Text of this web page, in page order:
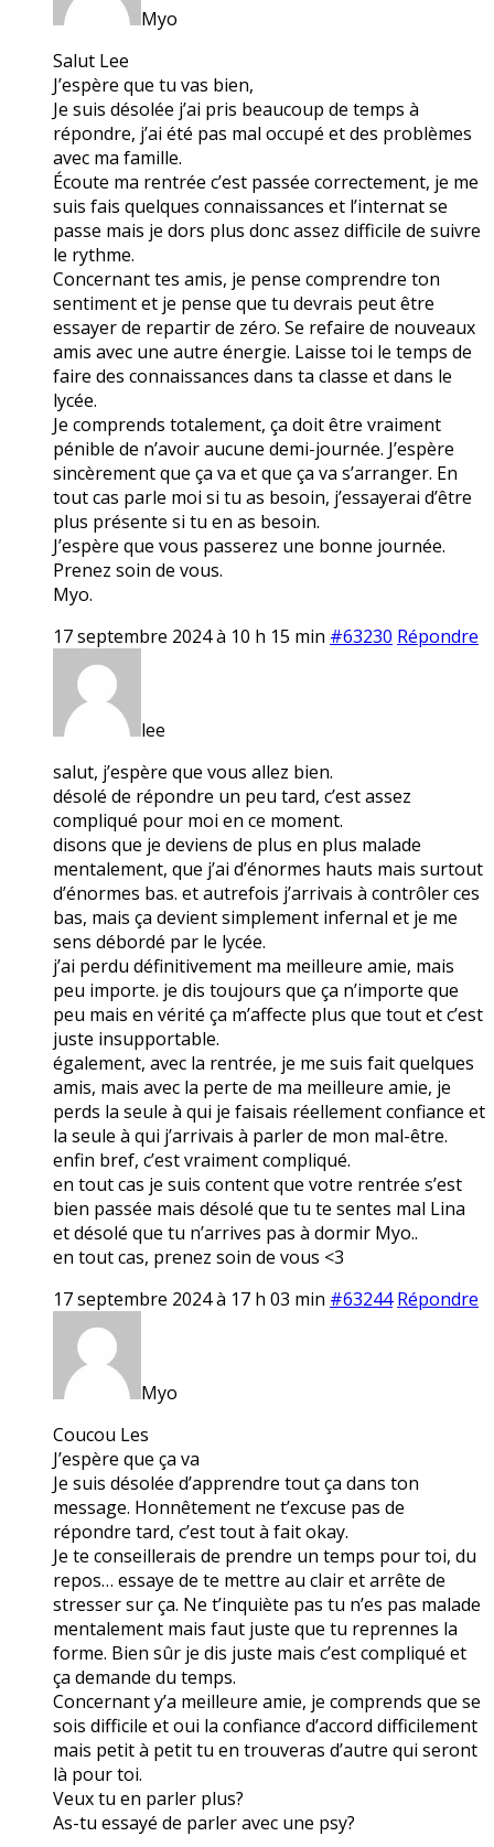
Myo
Salut Lee
J’espère que tu vas bien,
Je suis désolée j’ai pris beaucoup de temps à
répondre, j’ai été pas mal occupé et des problèmes
avec ma famille.
Écoute ma rentrée c’est passée correctement, je me
suis fais quelques connaissances et l’internat se
passe mais je dors plus donc assez difficile de suivre
le rythme.
Concernant tes amis, je pense comprendre ton
sentiment et je pense que tu devrais peut être
essayer de repartir de zéro. Se refaire de nouveaux
amis avec une autre énergie. Laisse toi le temps de
faire des connaissances dans ta classe et dans le
lycée.
Je comprends totalement, ça doit être vraiment
pénible de n’avoir aucune demi-journée. J’espère
sincèrement que ça va et que ça va s’arranger. En
tout cas parle moi si tu as besoin, j’essayerai d’être
plus présente si tu en as besoin.
J’espère que vous passerez une bonne journée.
Prenez soin de vous.
Myo.
17 septembre 2024 à 10 h 15 min #63230 Répondre
lee
salut, j’espère que vous allez bien.
désolé de répondre un peu tard, c’est assez
compliqué pour moi en ce moment.
disons que je deviens de plus en plus malade
mentalement, que j’ai d’énormes hauts mais surtout
d’énormes bas. et autrefois j’arrivais à contrôler ces
bas, mais ça devient simplement infernal et je me
sens débordé par le lycée.
j’ai perdu définitivement ma meilleure amie, mais
peu importe. je dis toujours que ça n’importe que
peu mais en vérité ça m’affecte plus que tout et c’est
juste insupportable.
également, avec la rentrée, je me suis fait quelques
amis, mais avec la perte de ma meilleure amie, je
perds la seule à qui je faisais réellement confiance et
la seule à qui j’arrivais à parler de mon mal-être.
enfin bref, c’est vraiment compliqué.
en tout cas je suis content que votre rentrée s’est
bien passée mais désolé que tu te sentes mal Lina
et désolé que tu n’arrives pas à dormir Myo..
en tout cas, prenez soin de vous <3
17 septembre 2024 à 17 h 03 min #63244 Répondre
Myo
Coucou Les
J’espère que ça va
Je suis désolée d’apprendre tout ça dans ton
message. Honnêtement ne t’excuse pas de
répondre tard, c’est tout à fait okay.
Je te conseillerais de prendre un temps pour toi, du
repos… essaye de te mettre au clair et arrête de
stresser sur ça. Ne t’inquiète pas tu n’es pas malade
mentalement mais faut juste que tu reprennes la
forme. Bien sûr je dis juste mais c’est compliqué et
ça demande du temps.
Concernant y’a meilleure amie, je comprends que se
sois difficile et oui la confiance d’accord difficilement
mais petit à petit tu en trouveras d’autre qui seront
là pour toi.
Veux tu en parler plus?
As-tu essayé de parler avec une psy?